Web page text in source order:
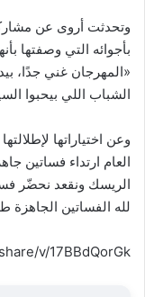
وتحدثت أروى عن
بأجوائه التي وصفتها
«المهرجان غني جدًا،
الشباب اللي بيحبوا
وعن اختياراتها
العام ارتداء فساتين
الريسك ونقعد نحضّر
لله الفساتين
v/17BBdQorGk/